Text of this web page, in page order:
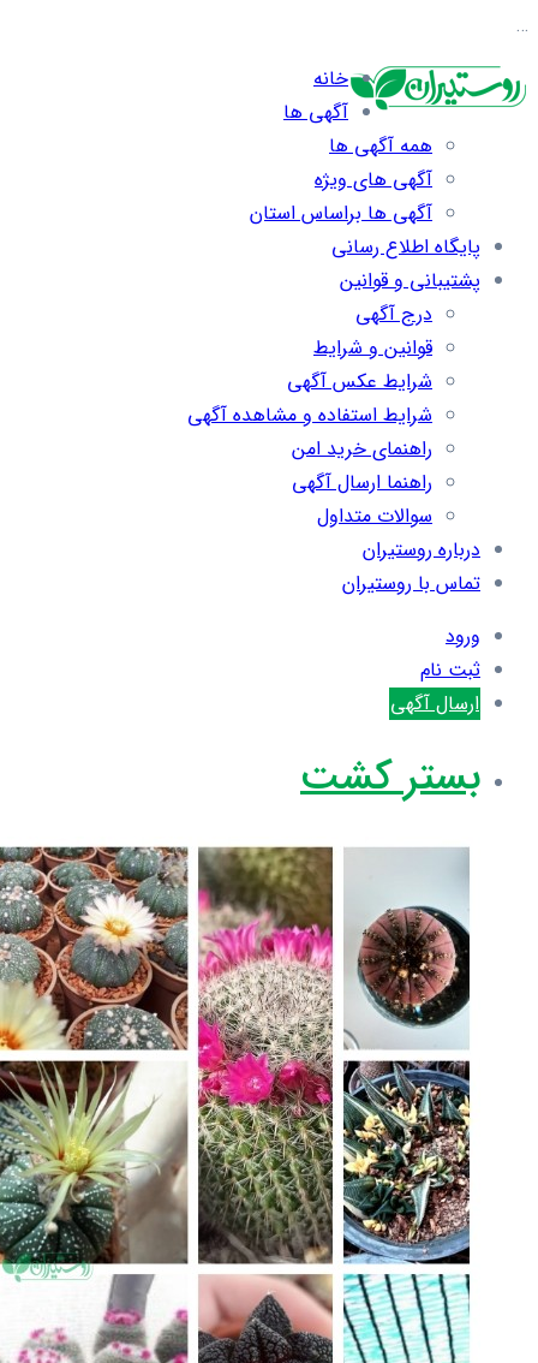
…
خانه
آگهی ها
همه آگهی ها
آگهی های ویژه
آگهی ها براساس استان
پایگاه اطلاع رسانی
پشتیبانی و قوانین
درج آگهی
قوانین و شرایط
شرایط عکس آگهی
شرایط استفاده و مشاهده آگهی
راهنمای خرید امن
راهنما ارسال آگهی
سوالات متداول
درباره روستیران
تماس با روستیران
ورود
ثبت نام
ارسال آگهی
بستر کشت